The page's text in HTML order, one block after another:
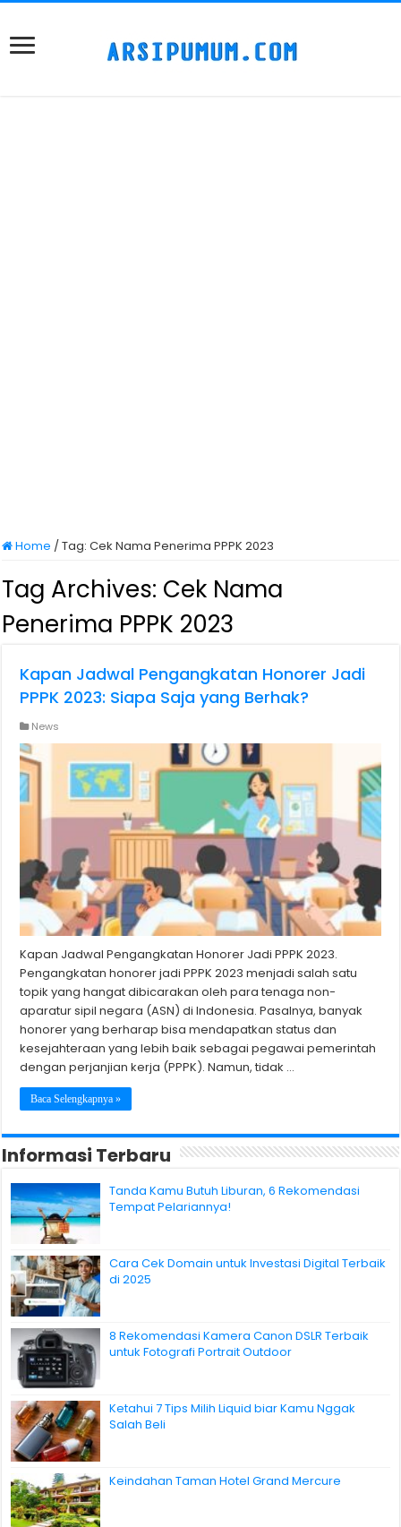
Home /Tag:Cek Nama Penerima PPPK 2023
Tag Archives: Cek Nama
Penerima PPPK 2023
Kapan Jadwal Pengangkatan Honorer Jadi
PPPK 2023: Siapa Saja yang Berhak?
News
Kapan Jadwal Pengangkatan Honorer Jadi PPPK 2023.
Pengangkatan honorer jadi PPPK 2023 menjadi salah satu
topik yang hangat dibicarakan oleh para tenaga non-
aparatur sipil negara (ASN) di Indonesia. Pasalnya, banyak
honorer yang berharap bisa mendapatkan status dan
kesejahteraan yang lebih baik sebagai pegawai pemerintah
dengan perjanjian kerja (PPPK). Namun, tidak …
Baca Selengkapnya »
Informasi Terbaru
Tanda Kamu Butuh Liburan, 6 Rekomendasi
Tempat Pelariannya!
Cara Cek Domain untuk Investasi Digital Terbaik
di 2025
8 Rekomendasi Kamera Canon DSLR Terbaik
untuk Fotografi Portrait Outdoor
Ketahui 7 Tips Milih Liquid biar Kamu Nggak
Salah Beli
Keindahan Taman Hotel Grand Mercure